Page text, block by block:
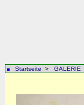
Startseite > GALERIE